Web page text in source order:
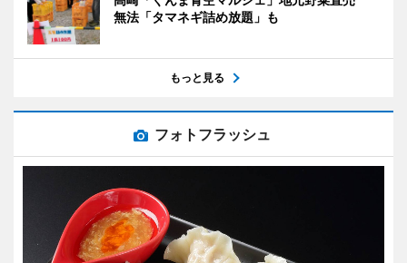
無法「タマネギ詰め放題」も
もっと見る
フォトフラッシュ